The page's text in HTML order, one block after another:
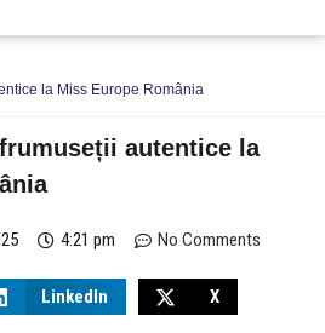
la Miss Europe România
autentice la
4:21 pm No Comments
LinkedIn X